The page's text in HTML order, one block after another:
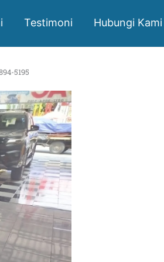
Testimoni Hubungi Kami
5195